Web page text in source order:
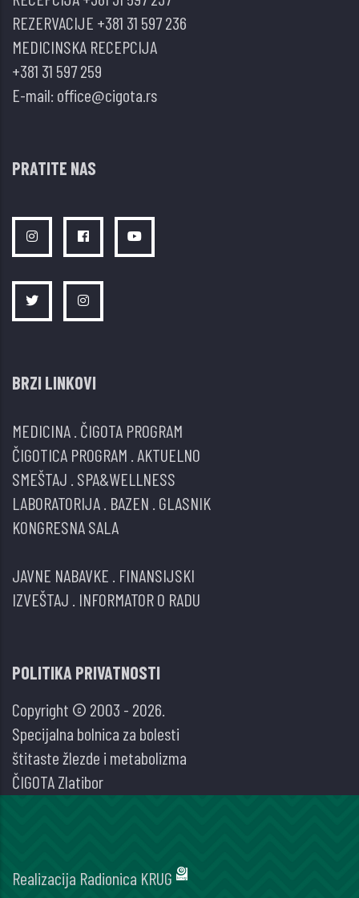
REZERVACIJE +381 31 597 236
MEDICINSKA RECEPCIJA
+381 31 597 259
E-mail: office@cigota.rs
PRATITE NAS
BRZI LINKOVI
MEDICINA ČIGOTA PROGRAM
ČIGOTICA PROGRAM AKTUELNO
SMEŠTAJ SPA&WELLNESS
LABORATORIJA BAZEN GLASNIK
KONGRESNA SALA
JAVNE NABAVKE FINANSIJSKI
IZVEŠTAJ INFORMATOR O RADU
POLITIKA PRIVATNOSTI
Copyright © 2003 - 2026.
Specijalna bolnica za bolesti
štitaste žlezde i metabolizma
ČIGOTA Zlatibor
Realizacija Radionica KRUG